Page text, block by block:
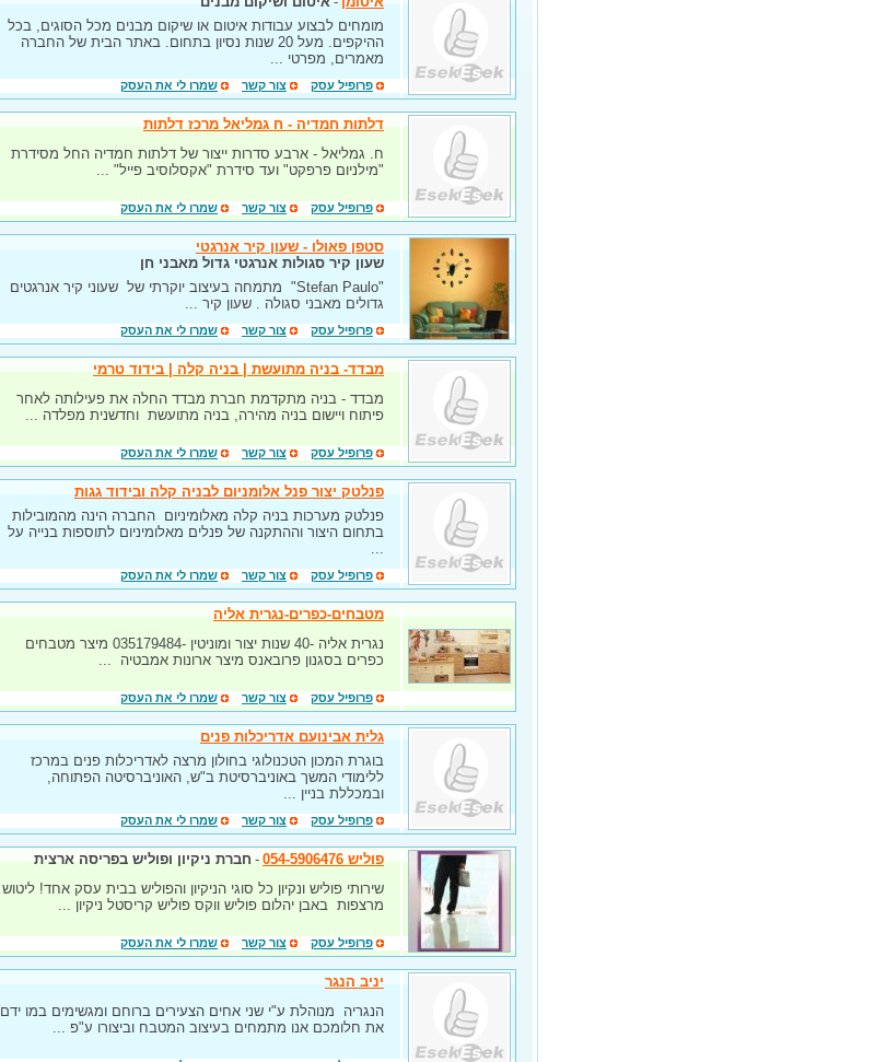
מומחים לבצוע עבודות איטום או שיקום מבנים מכל הסוגים, בכל
ההיקפים. מעל 20 שנות נסיון בתחום. באתר הבית של החברה
מאמרים, מפרטי ...
פרופיל עסק צור קשר שמרו לי את העסק
דלתות חמדיה - ח גמליאל מרכז דלתות
ח. גמליאל - ארבע סדרות ייצור של דלתות חמדיה החל מסידרת
"מילניום פרפקט" ועד סידרת "אקסלוסיב פייל" ...
פרופיל עסק צור קשר שמרו לי את העסק
סטפן פאולו - שעון קיר אנרגטי
שעון קיר סגולות אנרגטי גדול מאבני חן
"Stefan Paulo" מתמחה בעיצוב יוקרתי של שעוני קיר אנרגטים
גדולים מאבני סגולה . שעון קיר ...
פרופיל עסק צור קשר שמרו לי את העסק
מבדד- בניה מתועשת | בניה קלה | בידוד טרמי
מבדד - בניה מתקדמת חברת מבדד החלה את פעילותה לאחר
פיתוח ויישום בניה מהירה, בניה מתועשת וחדשנית מפלדה ...
פרופיל עסק צור קשר שמרו לי את העסק
פנלטק יצור פנל אלומניום לבניה קלה ובידוד גגות
פנלטק מערכות בניה קלה מאלומיניום החברה הינה מהמובילות
בתחום היצור וההתקנה של פנלים מאלומיניום לתוספות בנייה על
...
פרופיל עסק צור קשר שמרו לי את העסק
מטבחים-כפרים-נגרית אליה
נגרית אליה -40 שנות יצור ומוניטין -035179484 מיצר מטבחים
כפרים בסגנון פרובאנס מיצר ארונות אמבטיה ...
פרופיל עסק צור קשר שמרו לי את העסק
גלית אבינועם אדריכלות פנים
בוגרת המכון הטכנולוגי בחולון מרצה לאדריכלות פנים במרכז
ללימודי המשך באוניברסיטת ב"ש, האוניברסיטה הפתוחה,
ובמכללת בניין ...
פרופיל עסק צור קשר שמרו לי את העסק
פוליש 054-5906476 - חברת ניקיון ופוליש בפריסה ארצית
שירותי פוליש ונקיון כל סוגי הניקיון והפוליש בבית עסק אחד! ליטוש
מרצפות באבן יהלום פוליש ווקס פוליש קריסטל ניקיון ...
פרופיל עסק צור קשר שמרו לי את העסק
יניב הנגר
הנגריה מנוהלת ע"י שני אחים הצעירים ברוחם ומגשימים במו ידם
את חלומכם אנו מתמחים בעיצוב המטבח וביצורו ע"פ ...